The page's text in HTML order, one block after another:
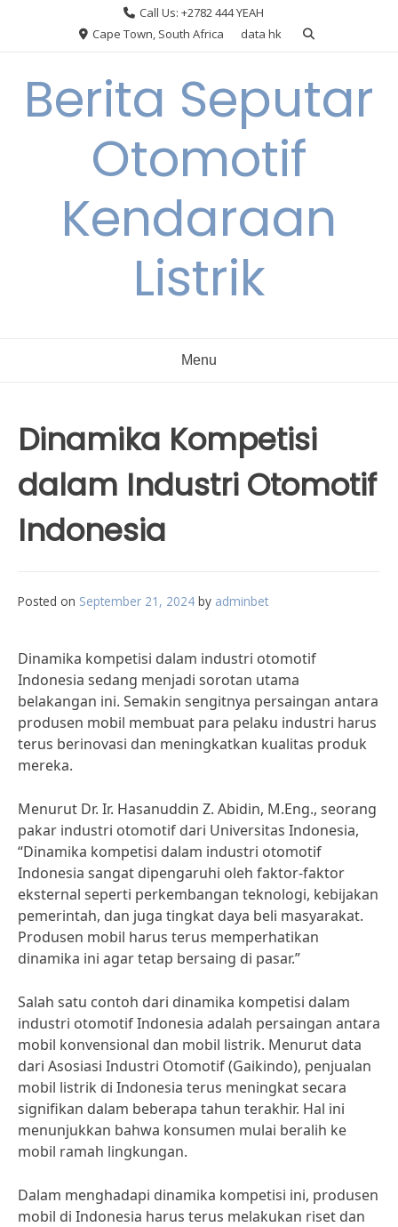
Call Us: +2782 444 YEAH
Cape Town, South Africa
data hk
Berita Seputar
Otomotif
Kendaraan
Listrik
Menu
Dinamika Kompetisi
dalam Industri Otomotif
Indonesia
Posted on September 21, 2024 by adminbet
Dinamika kompetisi dalam industri otomotif
Indonesia sedang menjadi sorotan utama
belakangan ini. Semakin sengitnya persaingan antara
produsen mobil membuat para pelaku industri harus
terus berinovasi dan meningkatkan kualitas produk
mereka.
Menurut Dr. Ir. Hasanuddin Z. Abidin, M.Eng., seorang
pakar industri otomotif dari Universitas Indonesia,
“Dinamika kompetisi dalam industri otomotif
Indonesia sangat dipengaruhi oleh faktor-faktor
eksternal seperti perkembangan teknologi, kebijakan
pemerintah, dan juga tingkat daya beli masyarakat.
Produsen mobil harus terus memperhatikan
dinamika ini agar tetap bersaing di pasar.”
Salah satu contoh dari dinamika kompetisi dalam
industri otomotif Indonesia adalah persaingan antara
mobil konvensional dan mobil listrik. Menurut data
dari Asosiasi Industri Otomotif (Gaikindo), penjualan
mobil listrik di Indonesia terus meningkat secara
signifikan dalam beberapa tahun terakhir. Hal ini
menunjukkan bahwa konsumen mulai beralih ke
mobil ramah lingkungan.
Dalam menghadapi dinamika kompetisi ini, produsen
mobil di Indonesia harus terus melakukan riset dan